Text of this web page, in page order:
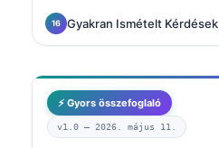
Gyakran Ismételt Kérdések
⚡ Gyors összefoglaló
v1.0 — 2026. május 11.